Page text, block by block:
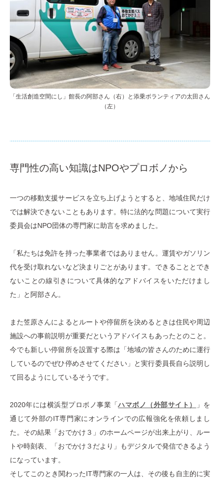
「生活創造空間にし」館長の阿部さん（右）と添乗ボランティアの太田さん
（左）
専門性の高い知識はNPOやプロボノから
一つの移動支援サービスを立ち上げようとすると、地域住民だけ
では解決できないこともあります。特に法的な問題について実行
委員会はNPO団体の専門家に助言を求めました。
「私たちは免許を持った事業者ではありません。運賃やガソリン
代を受け取れないなど決まりごとがあります。できることとでき
ないことの線引きについて具体的なアドバイスをいただけまし
た」と阿部さん。
また笠原さんによるとルートや停留所を決めるときは住民や周辺
施設への事前説明が重要だというアドバイスもあったとのこと。
今でも新しい停留所を設置する際は「地域の皆さんのために運行
しているのでぜひ停めさせてください」と実行委員長自ら説明し
て回るようにしているそうです。
2020年には横浜型プロボノ事業「ハマボノ（外部サイト）
」を
通じて外部のIT専門家にオンラインでの広報強化を依頼しまし
た。その結果「おでかけ３」のホームページが出来上がり、ルー
トや時刻表、「おでかけ３だより」もデジタルで発信できるよう
になっています。
そしてこのとき関わったIT専門家の一人は、その後も自主的に実